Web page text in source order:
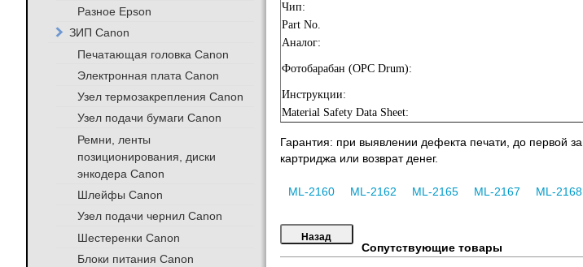
Чип:
Part No.
Аналог:
Фотобарабан (OPC Drum):
Инструкции:
Material Safety Data Sheet:
Гарантия: при выявлении дефекта печати, до первой
картриджа или возврат денег.
ML-2160 ML-2162 ML-2165 ML-2167 ML-2168
Сопутствующие товары
Разное Epson
ЗИП Canon
Печатающая головка Canon
Электронная плата Canon
Узел термозакрепления Canon
Узел подачи бумаги Canon
Ремни, ленты
позиционирования, диски
энкодера Canon
Шлейфы Canon
Узел подачи чернил Canon
Шестеренки Canon
Блоки питания Canon